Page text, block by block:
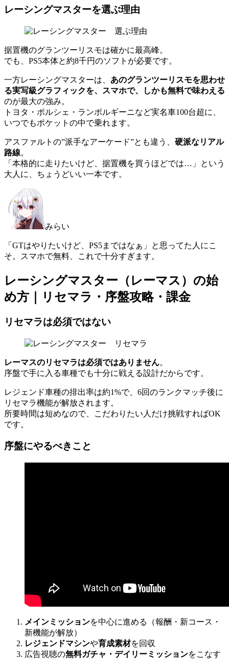
レーシングマスターを選ぶ理由
据置機のグランツーリスモは確かに最高峰。
でも、PS5本体と約8千円のソフトが必要です。
一方レーシングマスターは、 あのグランツーリスモを思わせ
る実写級グラフィックを、スマホで、しかも無料で味わえる
のが最大の強み。
トヨタ・ポルシェ・ランボルギーニなど実名車100台超に、
いつでもポケットの中で乗れます。
アスファルトの”派手なアーケード”とも違う、 硬派なリアル
路線。
「本格的に走りたいけど、据置機を買うほどでは…」という
大人に、ちょうどいい一本です。
みらい
「GTはやりたいけど、PS5まではなぁ」と思ってた人にこ
そ。スマホで無料、これで十分すぎます。
レーシングマスター（レーマス）の始
め方｜リセマラ・序盤攻略・課金
リセマラは必須ではない
レーマスのリセマラは必須ではありません。
序盤で手に入る車種でも十分に戦える設計だからです。
レジェンド車種の排出率は約1%で、6回のランクマッチ後に
リセマラ機能が解放されます。
所要時間は短めなので、こだわりたい人だけ挑戦すればOK
です。
序盤にやるべきこと
メインミッションを中心に進める（報酬・新コース・
新機能が解放）
レジェンドマシンや育成素材を回収
広告視聴の無料ガチャ・デイリーミッションをこなす